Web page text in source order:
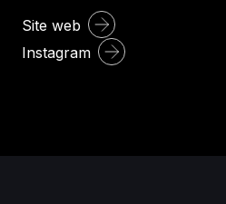
Site web
Instagram